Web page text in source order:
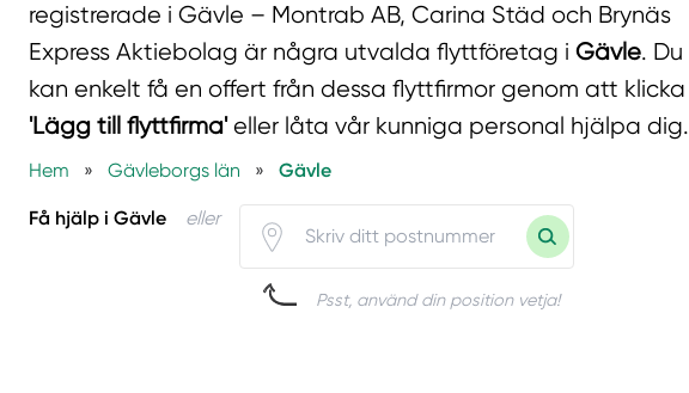
registrerade i Gävle – Montrab AB, Carina Städ och Brynäs
Express Aktiebolag är några utvalda flyttföretag i Gävle. Du
kan enkelt få en offert från dessa flyttfirmor genom att klicka
'Lägg till flyttfirma'eller låta vår kunniga personal hjälpa dig.
Hem » Gävleborgs län » Gävle
Få hjälp i Gävle eller
Psst, använd din position vetja!